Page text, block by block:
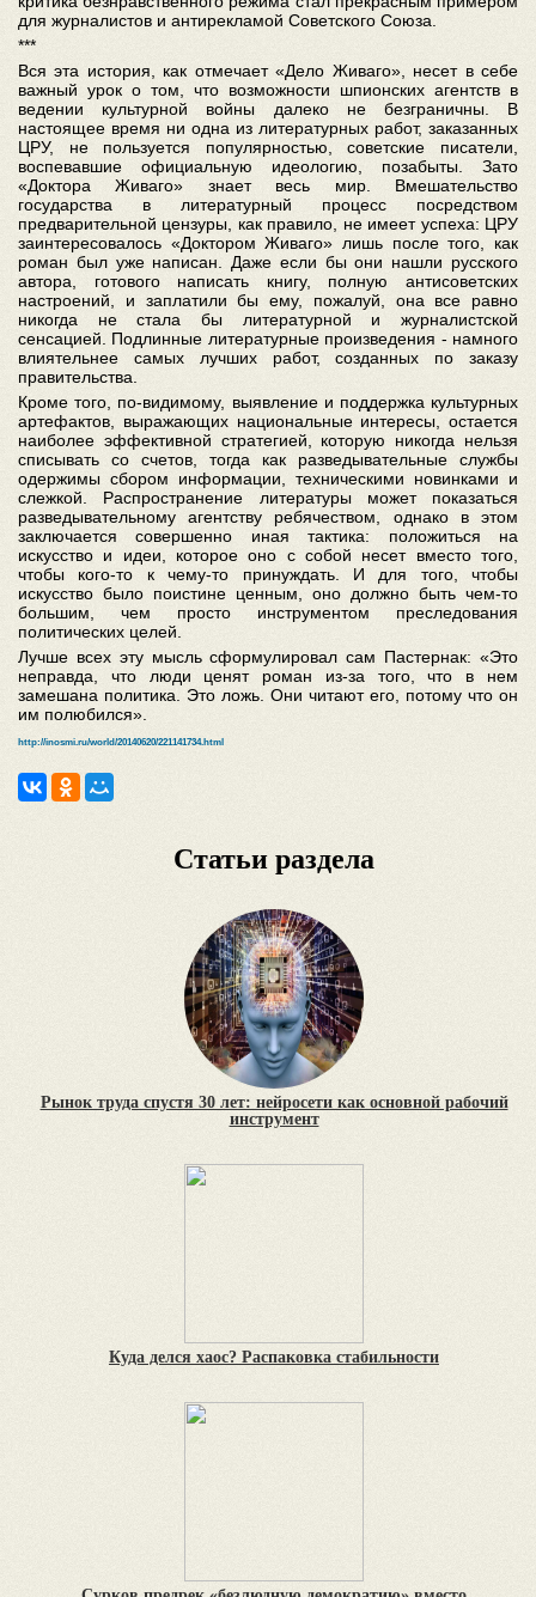
для журналистов и антирекламой Советского Союза.
***
Вся эта история, как отмечает «Дело Живаго», несет в себе
важный урок о том, что возможности шпионских агентств в
ведении культурной войны далеко не безграничны. В
настоящее время ни одна из литературных работ, заказанных
ЦРУ, не пользуется популярностью, советские писатели,
воспевавшие официальную идеологию, позабыты. Зато
«Доктора Живаго» знает весь мир. Вмешательство
государства в литературный процесс посредством
предварительной цензуры, как правило, не имеет успеха: ЦРУ
заинтересовалось «Доктором Живаго» лишь после того, как
роман был уже написан. Даже если бы они нашли русского
автора, готового написать книгу, полную антисоветских
настроений, и заплатили бы ему, пожалуй, она все равно
никогда не стала бы литературной и журналистской
сенсацией. Подлинные литературные произведения - намного
влиятельнее самых лучших работ, созданных по заказу
правительства.
Кроме того, по-видимому, выявление и поддержка культурных
артефактов, выражающих национальные интересы, остается
наиболее эффективной стратегией, которую никогда нельзя
списывать со счетов, тогда как разведывательные службы
одержимы сбором информации, техническими новинками и
слежкой. Распространение литературы может показаться
разведывательному агентству ребячеством, однако в этом
заключается совершенно иная тактика: положиться на
искусство и идеи, которое оно с собой несет вместо того,
чтобы кого-то к чему-то принуждать. И для того, чтобы
искусство было поистине ценным, оно должно быть чем-то
большим, чем просто инструментом преследования
политических целей.
Лучше всех эту мысль сформулировал сам Пастернак: «Это
неправда, что люди ценят роман из-за того, что в нем
замешана политика. Это ложь. Они читают его, потому что он
им полюбился».
http://inosmi.ru/world/20140620/221141734.html
Статьи раздела
Рынок труда спустя 30 лет: нейросети как основной рабочий
инструмент
Куда делся хаос? Распаковка стабильности